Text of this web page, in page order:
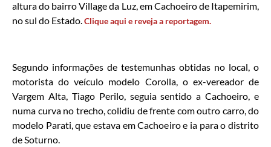
altura do bairro Village da Luz, em Cachoeiro de Itapemirim,
no sul do Estado.Clique aqui e reveja a reportagem.
Segundo informações de testemunhas obtidas no local, o
motorista do veículo modelo Corolla, o ex-vereador de
Vargem Alta, Tiago Perilo, seguia sentido a Cachoeiro, e
numa curva no trecho, colidiu de frente com outro carro, do
modelo Parati, que estava em Cachoeiro e ia para o distrito
de Soturno.